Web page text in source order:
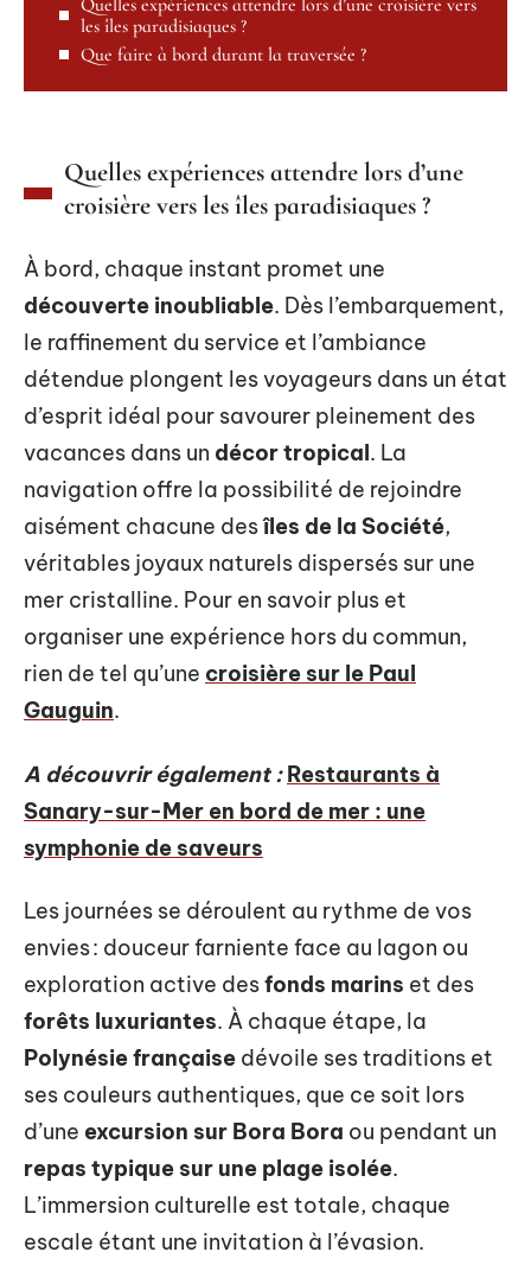
les îles paradisiaques ?
Que faire à bord durant la traversée ?
Quelles expériences attendre lors d’une
croisière vers les îles paradisiaques ?
À bord, chaque instant promet une
découverte inoubliable. Dès l’embarquement,
le raffinement du service et l’ambiance
détendue plongent les voyageurs dans un état
d’esprit idéal pour savourer pleinement des
vacances dans un décor tropical. La
navigation offre la possibilité de rejoindre
aisément chacune desîles de la Société,
véritables joyaux naturels dispersés sur une
mer cristalline. Pour en savoir plus et
organiser une expérience hors du commun,
rien de tel qu’une croisière sur le Paul
Gauguin.
A découvrir également : Restaurants à
Sanary-sur-Mer en bord de mer : une
symphonie de saveurs
Les journées se déroulent au rythme de vos
envies : douceur farniente face au lagon ou
exploration active desfonds marins et des
forêts luxuriantes. À chaque étape, la
Polynésie française dévoile ses traditions et
ses couleurs authentiques, que ce soit lors
d’une excursion sur Bora Bora ou pendant un
repas typique sur une plage isolée.
L’immersion culturelle est totale, chaque
escale étant une invitation à l’évasion.